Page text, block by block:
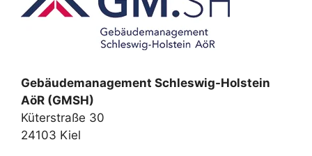
Gebäudemanagement Schleswig-Holstein
AöR (GMSH)
Küterstraße 30
24103 Kiel